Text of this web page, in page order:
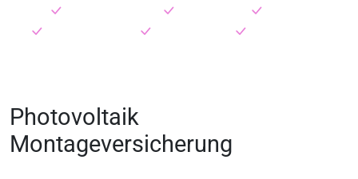
Photovoltaik
Montageversicherung